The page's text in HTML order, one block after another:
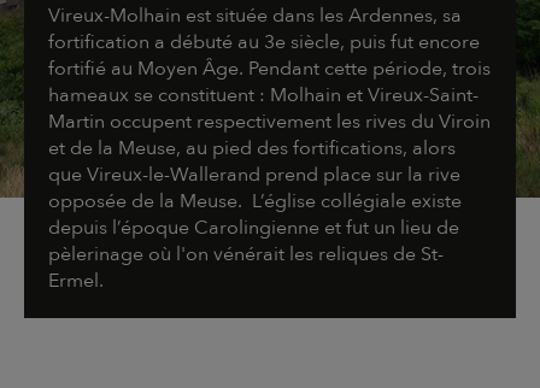
Vireux-Molhain est située dans les Ardennes, sa
fortification a débuté au 3e siècle, puis fut encore
fortifié au Moyen Âge. Pendant cette période, trois
hameaux se constituent : Molhain et Vireux-Saint-
Martin occupent respectivement les rives du Viroin
et de la Meuse, au pied des fortifications, alors
que Vireux-le-Wallerand prend place sur la rive
opposée de la Meuse. L’église collégiale existe
depuis l’époque Carolingienne et fut un lieu de
pèlerinage où l'on vénérait les reliques de St-
Ermel.